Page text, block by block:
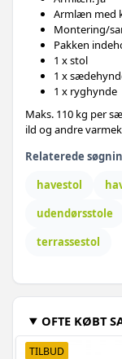
Armlæn med
Montering/
Pakken
1 x stol
1 x
1 x ryghynde
Maks. 110 kg per
ild og andre
Relaterede
havestol
udendørsstole
terrassestol
OFTE KØBT
TILBUD